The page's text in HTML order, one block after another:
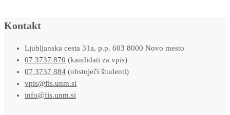
Kontakt
Ljubljanska cesta 31a, p.p. 603 8000 Novo mesto
07 3737 870 (kandidati za vpis)
07 3737 884 (obstoječi študenti)
vpis@fis.unm.si
info@fis.unm.si